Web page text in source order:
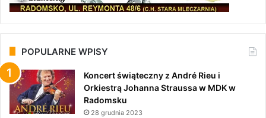
POPULARNE WPISY
Koncert świąteczny z André Rieu i
Orkiestrą Johanna Straussa w MDK w
Radomsku
28 grudnia 2023